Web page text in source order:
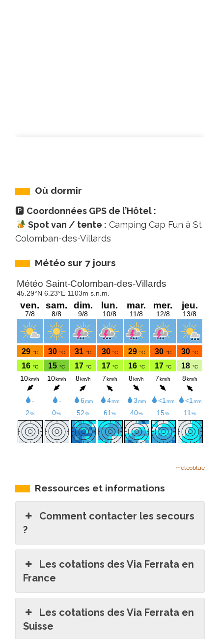
Où dormir
🅿 Coordonnées GPS de l’Hôtel :
Spot van / tente : Camping Cap Fun à St
Colomban-des-Villards
Météo sur 7 jours
meteoblue
Ressources et informations
Comment contacter les secours
?
Les cotations des Via Ferrata en
France
Les cotations des Via Ferrata en
Suisse